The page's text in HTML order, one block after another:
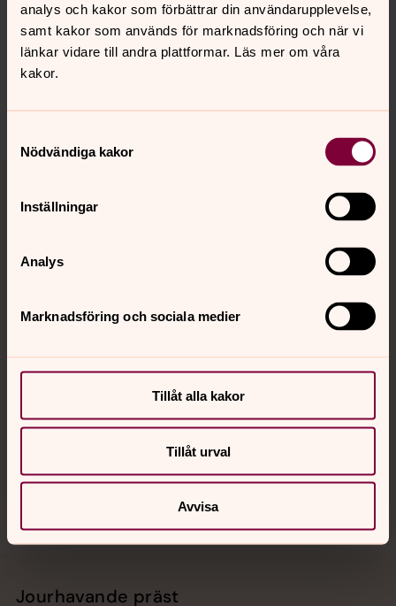
analys och kakor som förbättrar din användarupplevelse,
samt kakor som används för marknadsföring och när vi
länkar vidare till andra plattformar. Läs mer om våra
kakor.
Nödvändiga kakor
Inställningar
Analys
Marknadsföring och sociala medier
Tillåt alla kakor
Tillåt urval
Avvisa
Senast ändrad 11 oktober 2017
Synpunkter eller frågor på sidans
innehåll?
mariefreds.forsamling@svenskakyrkan.se
Dela
Kontakt
Kalender
Jourhavande präst